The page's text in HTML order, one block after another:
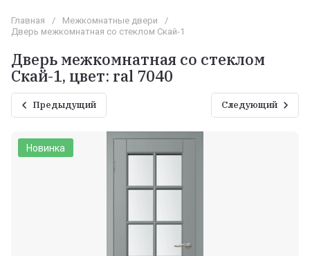
Главная / Межкомнатные двери
/
Дверь межкомнатная со стеклом Скай-1
Дверь межкомнатная со стеклом
Скай-1, цвет: ral 7040
Предыдущий Следующий
Новинка